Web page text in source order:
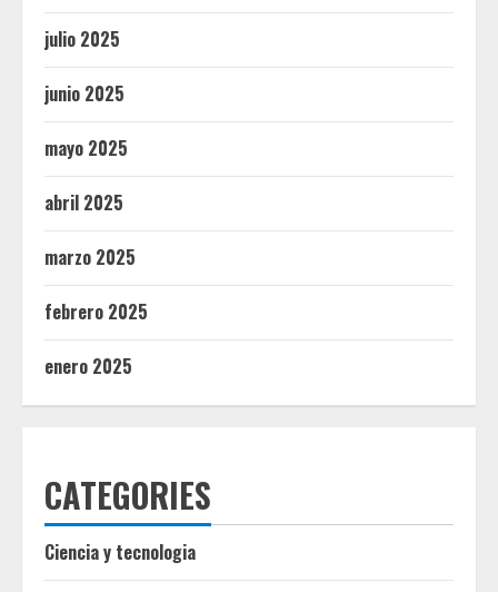
julio 2025
junio 2025
mayo 2025
abril 2025
marzo 2025
febrero 2025
enero 2025
CATEGORIES
Ciencia y tecnologia